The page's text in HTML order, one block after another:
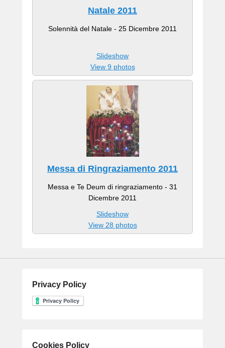
Natale 2011
Solennità del Natale - 25 Dicembre 2011
Slideshow
View 9 photos
Messa di Ringraziamento 2011
Messa e Te Deum di ringraziamento - 31
Dicembre 2011
Slideshow
View 28 photos
Privacy Policy
Cookies Policy